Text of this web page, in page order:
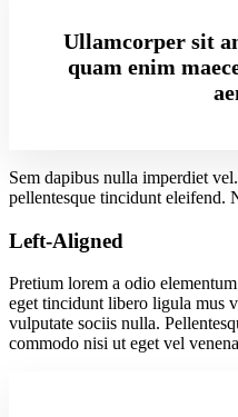
Ullamcorper sit
quam enim
Sem dapibus nulla imperdiet
pellentesque tincidunt eleifend.
Left-Aligned
Pretium lorem a odio
eget tincidunt libero ligula mus
vulputate sociis nulla.
commodo nisi ut eget vel